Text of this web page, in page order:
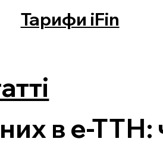
Тарифи iFin
в е-